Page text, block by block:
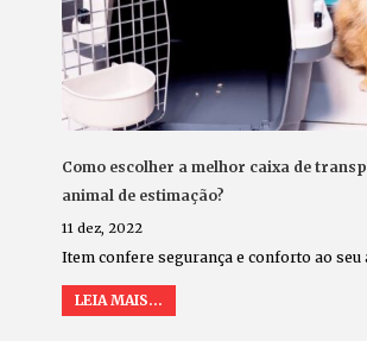
Como escolher a melhor caixa de
animal de estimação?
11 dez, 2022
Item confere segurança e conforto ao
LEIA MAIS...